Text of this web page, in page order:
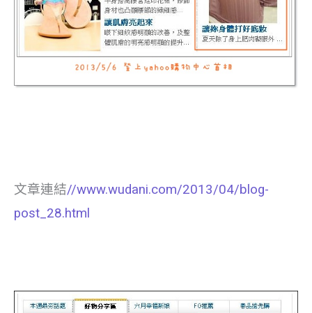
文章連結//www.wudani.com/2013/04/blog-
post_28.html